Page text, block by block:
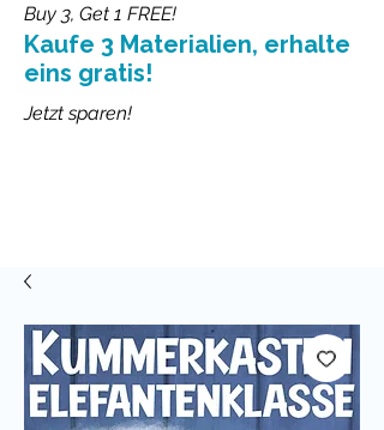
Jetzt sparen!
Kaufe 3 Materialien, erhalte
eins gratis!
Buy 3, Get 1 FREE!